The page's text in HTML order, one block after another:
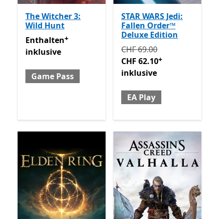
The Witcher 3:
Wild Hunt
Enthalten inklusive Game PassEnthält In-App-Käufe
Enthalten+
inklusive
Game Pass
STAR WARS Jedi:
Fallen Order™
Deluxe Edition
Ursprünglich CHF 69.00
CHF 69.00
CHF 62.10+
inklusive
EA Play